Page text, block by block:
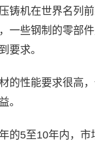
铸机在世界名列
些钢制的零部
要求。
的性能要求很高
。
的5至10年内，